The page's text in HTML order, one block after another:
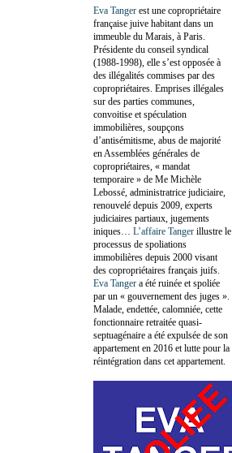
Eva Tanger est une copropriétaire
française juive habitant dans un
immeuble du Marais, à Paris.
Présidente du conseil syndical
(1988-1998), elle s’est opposée à
des illégalités commises par des
copropriétaires. Emprises illégales
sur des parties communes,
convoitise et spéculation
immobilières, soupçons
d’antisémitisme, abus de majorité
en Assemblées générales de
copropriétaires, « mandat
temporaire » de Me Michèle
Lebossé, administratrice judiciaire,
renouvelé depuis 2009, experts
judiciaires partiaux, jugements
iniques… L’affaire Tanger illustre le
processus de spoliations
immobilières depuis 2000 visant
des copropriétaires français juifs.
Eva Tanger a été ruinée et spoliée
par un « gouvernement des juges ».
Malade, endettée, calomniée, cette
fonctionnaire retraitée quasi-
septuagénaire a été expulsée de son
appartement en 2016 et lutte pour la
réintégration dans cet appartement.